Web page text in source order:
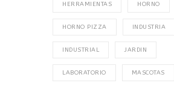
HERRAMIENTAS HORNO
HORNO PIZZA INDUSTRIA
INDUSTRIAL JARDIN
LABORATORIO MASCOTAS